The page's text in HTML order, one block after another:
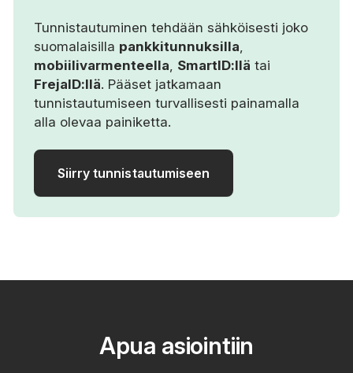
Tunnistautuminen tehdään sähköisesti joko
suomalaisilla pankkitunnuksilla
mobiilivarmenteella SmartID:llä tai
FrejaID:llä. Pääset jatkamaan
tunnistautumiseen turvallisesti painamalla
alla olevaa painiketta.
Siirry tunnistautumiseen
Apua asiointiin